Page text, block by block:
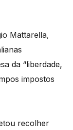
Mattarella,
da “liberdade,
impostos
recolher